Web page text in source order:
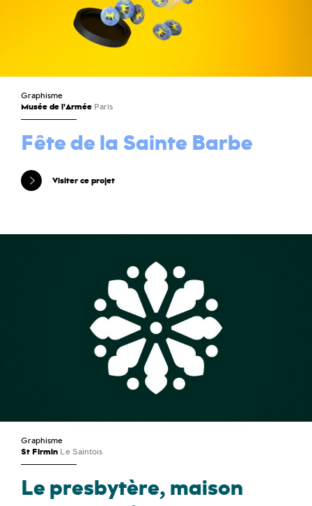
Graphisme
Musée de l'Armée Paris
Fête de la Sainte Barbe
Visiter ce projet
Graphisme
St Firmin Le Saintois
Le presbytère, maison